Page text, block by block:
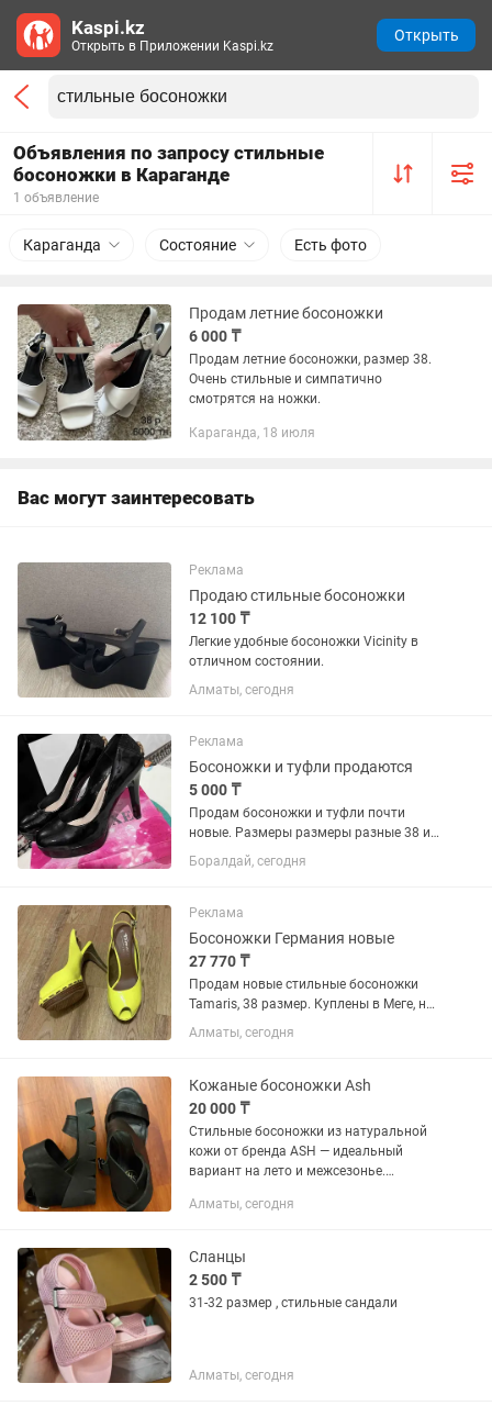
Объявления по запросу стильные
босоножки в Караганде
1 объявление
Караганда Состояние Есть фото
Продам летние босоножки
6 000 ₸
Продам летние босоножки, размер 38.
Очень стильные и симпатично
смотрятся на ножки.
Караганда, 18 июля
Вас могут заинтересовать
Реклама
Продаю стильные босоножки
12 100 ₸
Легкие удобные босоножки Vicinity в
отличном состоянии.
Алматы, сегодня
Реклама
Босоножки и туфли продаются
5 000 ₸
Продам босоножки и туфли почти
новые. Размеры размеры разные 38 и
39.Отличное качество и
стильные.Каждые по 5000тг.Возврата
Боралдай, сегодня
Реклама
Босоножки Германия новые
27 770 ₸
Продам новые стильные босоножки
Tamaris, 38 размер. Куплены в Меге, не
подошел размер.
Алматы, сегодня
Кожаные босоножки Ash
20 000 ₸
Стильные босоножки из натуральной
кожи от бренда ASH — идеальный
вариант на лето и межсезонье.
тракторной подошвой добавляет
более...
Алматы, сегодня
Сланцы
2 500 ₸
31-32 размер , стильные сандали
Алматы, сегодня
Kaspi.kz
Открыть в Приложении Kaspi.kz
Открыть